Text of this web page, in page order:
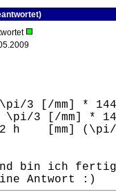
3 [/mm] *
3 [/mm] *
h [mm] (\pi/
bin ich fertig
Antwort :)